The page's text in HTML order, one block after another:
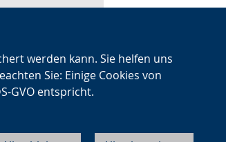
werden kann. Sie helfen uns
Sie: Einige Cookies von
GVO entspricht.
wöchentlichen
klicken Sie
.